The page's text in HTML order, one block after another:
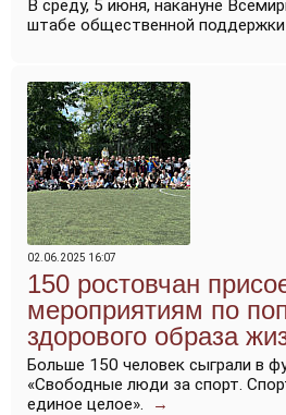
В среду, 5 июня, накануне
штабе общественной поддержки
02.06.2025 16:07
150 ростовчан
мероприятиям по
здорового образа
Больше 150 человек сыграли в
«Свободные люди за спорт.
единое целое».
→